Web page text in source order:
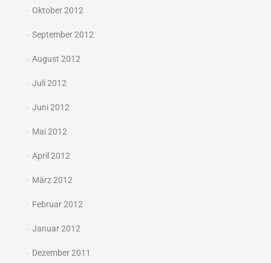
Oktober 2012
September 2012
August 2012
Juli 2012
Juni 2012
Mai 2012
April 2012
März 2012
Februar 2012
Januar 2012
Dezember 2011